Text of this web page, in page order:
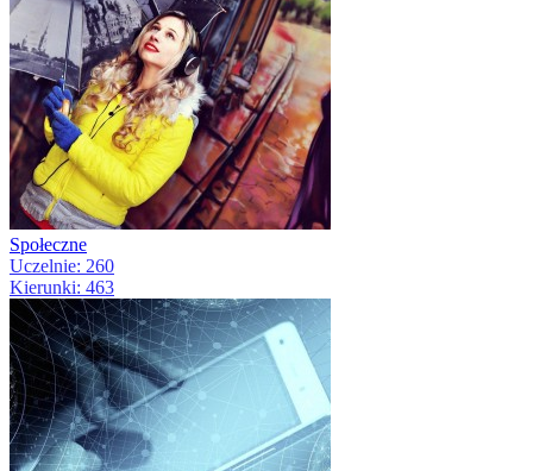
Społeczne
Uczelnie: 260
Kierunki: 463